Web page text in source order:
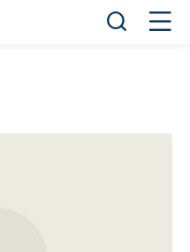
Öppna